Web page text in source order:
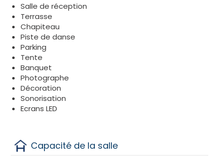
Salle de réception
Terrasse
Chapiteau
Piste de danse
Parking
Tente
Banquet
Photographe
Décoration
Sonorisation
Ecrans LED
Capacité de la salle